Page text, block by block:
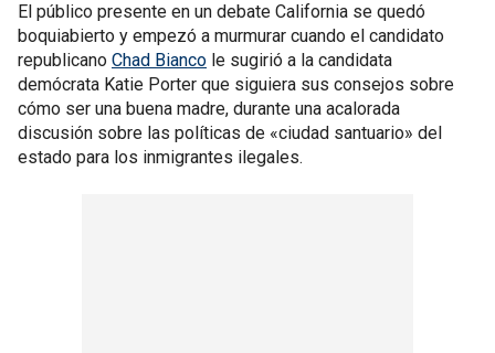
El público presente en un debate California se quedó
boquiabierto y empezó a murmurar cuando el candidato
republicano Chad Bianco le sugirió a la candidata
demócrata Katie Porter que siguiera sus consejos sobre
cómo ser una buena madre, durante una acalorada
discusión sobre las políticas de «ciudad santuario» del
estado para los inmigrantes ilegales.